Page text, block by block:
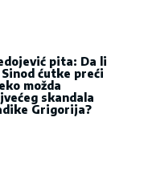
pita: Da li
Sinod ćutke preći
možda
skandala
Grigorija?